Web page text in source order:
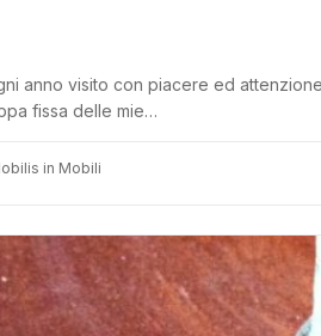
anno visito con piacere ed
fissa delle mie…
in Mobili